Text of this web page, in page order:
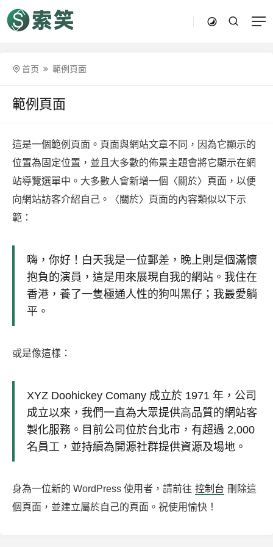
首页 範例頁面
範例頁面
這是一個範例頁面。頁面與網站文章不同，因為它顯示的
位置為固定位置，並且大多數的佈景主題會將它顯示在網
站導覽選單中。大多數人會新增一個〈關於〉頁面，以便
向網站訪客介紹自己。〈關於〉頁面的內容類似以下示
範：
嗨，你好！白天我是一位郵差，晚上則是個滿懷
抱負的演員，這是用來展現自我的網站。我住在
香港，養了一隻極通人性的狗叫黑仔；我最愛躺
平。
或是像這樣：
XYZ Doohickey Comany 成立於 1971 年，公司
成立以來，我們一直為大眾提供高品質的網站客
製化服務。目前公司位於台北市，有超過 2,000
名員工，並持續為開源社群提供資源及場地。
身為一位新的 WordPress 使用者，請前往 控制台 刪除這
個頁面，並建立屬於自己的頁面。祝使用愉快！